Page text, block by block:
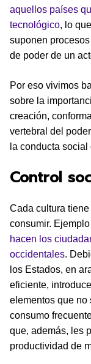
aquellos países
tecnológico, lo
suponen
de poder de un
Por eso vivimos
sobre la
creación,
vertebral del
la conducta
Control
Cada cultura
consumir.
hacen los
occidentales.
los Estados, en
eficiente,
elementos que no
consumo
que, además, les
productividad de